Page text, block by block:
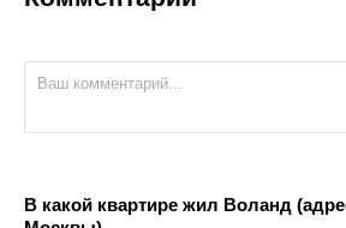
В какой квартире жил Воланд